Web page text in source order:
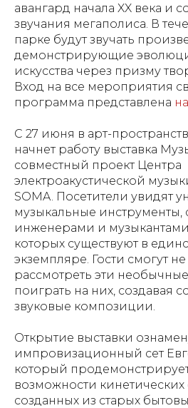
авангард начала XX века и
звучания мегаполиса. В
парке будут звучать
демонстрирующие
искусства через призму
Вход на все мероприятия
программа представлена
С 27 июня в арт-
начнет работу выставка
совместный проект Центра
электроакустической
SOMA. Посетители увидят
музыкальные инструменты,
инженерами и
которых существуют в
экземпляре. Гости смогут
рассмотреть эти
поиграть на них, создавая
звуковые композиции.
Открытие выставки
импровизационный сет
который
возможности кинетических
созданных из старых